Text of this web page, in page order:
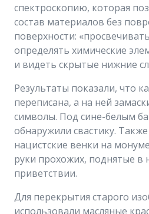
спектроскопию, которая
состав материалов без
поверхности:
определять химические
и видеть скрытые нижние
Результаты показали, что
переписана, а на ней
символы. Под сине-белым
обнаружили свастику.
нацистские венки на
руки прохожих, поднятые в
приветствии.
Для перекрытия старого
использовали масляные